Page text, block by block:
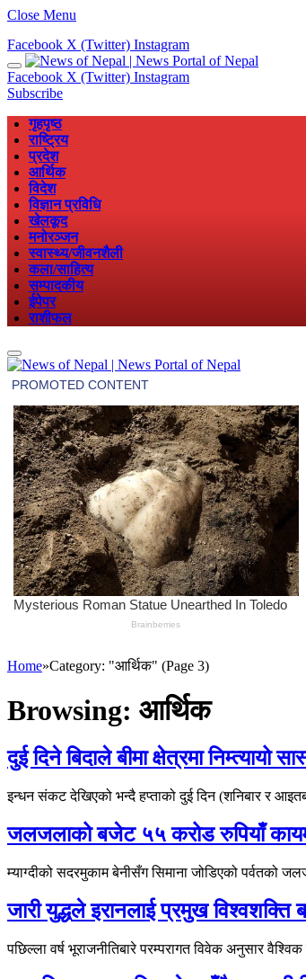
Close Menu
Facebook X (Twitter) Instagram
Facebook X (Twitter) Instagram
Subscribe
गृहपृष्ठ
राष्ट्रिय
प्रदेश
आर्थिक
विदेश
विज्ञान प्रविधि
खेलकूद
मनोरञ्जन
स्वास्थ्य/जीवनशैली
कला/साहित्य
सम्पादकीय
ईपेपर
राशीफल
Home»Category: "आर्थिक" (Page 3)
Browsing: आर्थिक
दुई दिने बिदाले बीमा क्षेत्रमा निम्त्यायो
इन्धन संकट देखिएको भन्दै हप्ताको दुई दिन (शनिबार र
जलजलाको बजेट ५५ करोड रुपियाँ
म्याग्दीको सदरमुकाम बेनीसँग सिमाना जोडिएको पर्वतको
जारी युद्धले इरानलाई प्रमुख विश्वशक्ति
पछिल्ला वर्ष भूराजनीतिबारे परम्परागत विवेक अनुसार